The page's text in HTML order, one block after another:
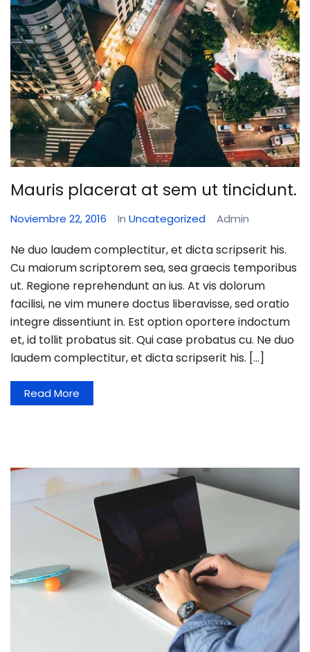
Mauris placerat at sem ut tincidunt.
Noviembre 22, 2016 In Uncategorized Admin
Ne duo laudem complectitur, et dicta scripserit his.
Cu maiorum scriptorem sea, sea graecis temporibus
ut. Regione reprehendunt an ius. At vis dolorum
facilisi, ne vim munere doctus liberavisse, sed oratio
integre dissentiunt in. Est option oportere indoctum
et, id tollit probatus sit. Qui case probatus cu. Ne duo
laudem complectitur, et dicta scripserit his. […]
Read More